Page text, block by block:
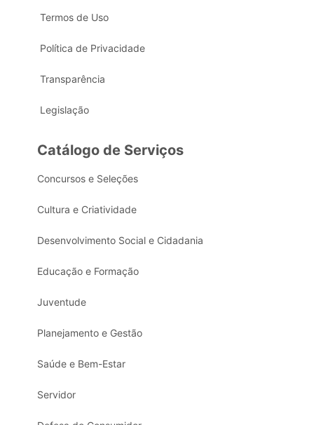
Termos de Uso
Política de Privacidade
Transparência
Legislação
Catálogo de Serviços
Concursos e Seleções
Cultura e Criatividade
Desenvolvimento Social e Cidadania
Educação e Formação
Juventude
Planejamento e Gestão
Saúde e Bem-Estar
Servidor